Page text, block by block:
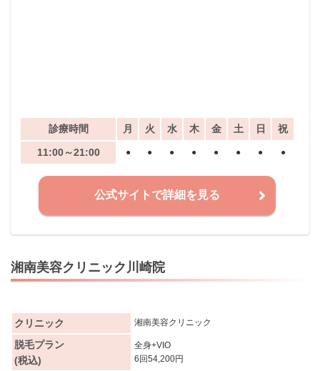
診療時間 月 火 水 木 金 土 日 祝
11:00～21:00 ● ● ● ● ● ● ● ●
公式サイトで詳細を見る
湘南美容クリニック川崎院
クリニック 湘南美容クリニック
脱毛プラン
(税込)
全身+VIO
6回54,200円